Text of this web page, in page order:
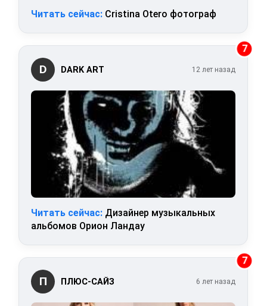
Читать сейчас: Cristina Otero фотограф
7
D DARK ART 12 лет назад
Читать сейчас: Дизайнер музыкальных
альбомов Орион Ландау
7
П ПЛЮС-САЙЗ 6 лет назад